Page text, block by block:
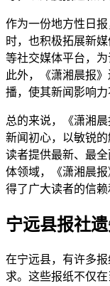
作为一份地方性日
时，也积极拓展新
等社交媒体平台，
此外，《潇湘晨报
播，使其新闻影响力
总的来说，《潇湘
新闻初心，以敏锐
读者提供最新、最
体领域，《潇湘晨
得了广大读者的信赖
宁远县报社
在宁远县，有许多
求。这些报纸不仅